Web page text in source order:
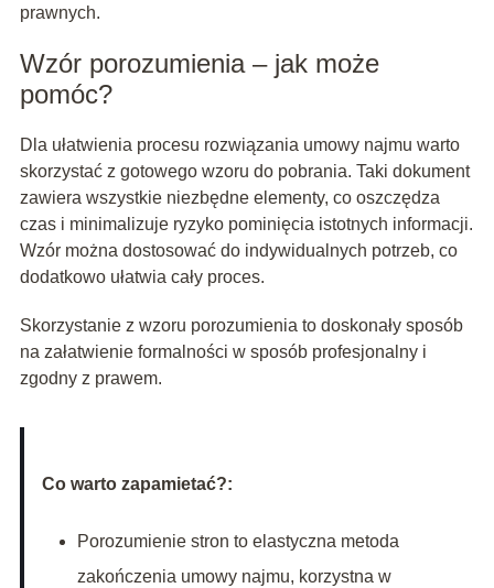
prawnych.
Wzór porozumienia – jak może
pomóc?
Dla ułatwienia procesu rozwiązania umowy najmu warto
skorzystać z gotowego wzoru do pobrania. Taki dokument
zawiera wszystkie niezbędne elementy, co oszczędza
czas i minimalizuje ryzyko pominięcia istotnych informacji.
Wzór można dostosować do indywidualnych potrzeb, co
dodatkowo ułatwia cały proces.
Skorzystanie z wzoru porozumienia to doskonały sposób
na załatwienie formalności w sposób profesjonalny i
zgodny z prawem.
Co warto zapamietać?:
Porozumienie stron to elastyczna metoda
zakończenia umowy najmu, korzystna w